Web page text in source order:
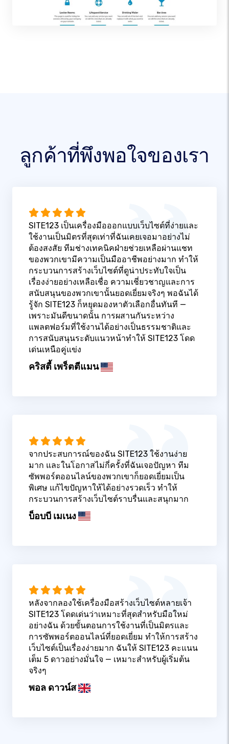
ลูกค้าที่พึงพอใจของเรา
SITE123 เป็นเครื่องมือออกแบบเว็บไซต์ที่ง่ายและ
ใช้งานเป็นมิตรที่สุดเท่าที่ฉันเคยเจอมาอย่างไม่
ต้องสงสัย ทีมช่างเทคนิคฝ่ายช่วยเหลือผ่านแชท
ของพวกเขามีความเป็นมืออาชีพอย่างมาก ทำให้
กระบวนการสร้างเว็บไซต์ที่ดูน่าประทับใจเป็น
เรื่องง่ายอย่างเหลือเชื่อ ความเชี่ยวชาญและการ
สนับสนุนของพวกเขานั้นยอดเยี่ยมจริงๆ พอฉันได้
รู้จัก SITE123 ก็หยุดมองหาตัวเลือกอื่นทันที —
เพราะมันดีขนาดนั้น การผสานกันระหว่าง
แพลตฟอร์มที่ใช้งานได้อย่างเป็นธรรมชาติและ
การสนับสนุนระดับแนวหน้าทำให้ SITE123 โดด
เด่นเหนือคู่แข่ง
คริสตี้ เพร็ตตีแมน
จากประสบการณ์ของฉัน SITE123 ใช้งานง่าย
มาก และในโอกาสไม่กี่ครั้งที่ฉันเจอปัญหา ทีม
ซัพพอร์ตออนไลน์ของพวกเขาก็ยอดเยี่ยมเป็น
พิเศษ แก้ไขปัญหาให้ได้อย่างรวดเร็ว ทำให้
กระบวนการสร้างเว็บไซต์ราบรื่นและสนุกมาก
บ็อบบี เมเนง
หลังจากลองใช้เครื่องมือสร้างเว็บไซต์หลายเจ้า
SITE123 โดดเด่นว่าเหมาะที่สุดสำหรับมือใหม่
อย่างฉัน ด้วยขั้นตอนการใช้งานที่เป็นมิตรและ
การซัพพอร์ตออนไลน์ที่ยอดเยี่ยม ทำให้การสร้าง
เว็บไซต์เป็นเรื่องง่ายมาก ฉันให้ SITE123 คะแนน
เต็ม 5 ดาวอย่างมั่นใจ — เหมาะสำหรับผู้เริ่มต้น
จริงๆ
พอล ดาวน์ส